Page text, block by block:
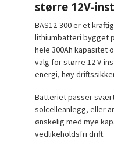
større 12V-
BAS12-300 er et
lithiumbatteri bygget
hele300Ah kapasitet
valg for større 12 V-
energi, høy
Batteriet passer
solcelleanlegg, eller
ønskelig med mye
vedlikeholdsfri drift.